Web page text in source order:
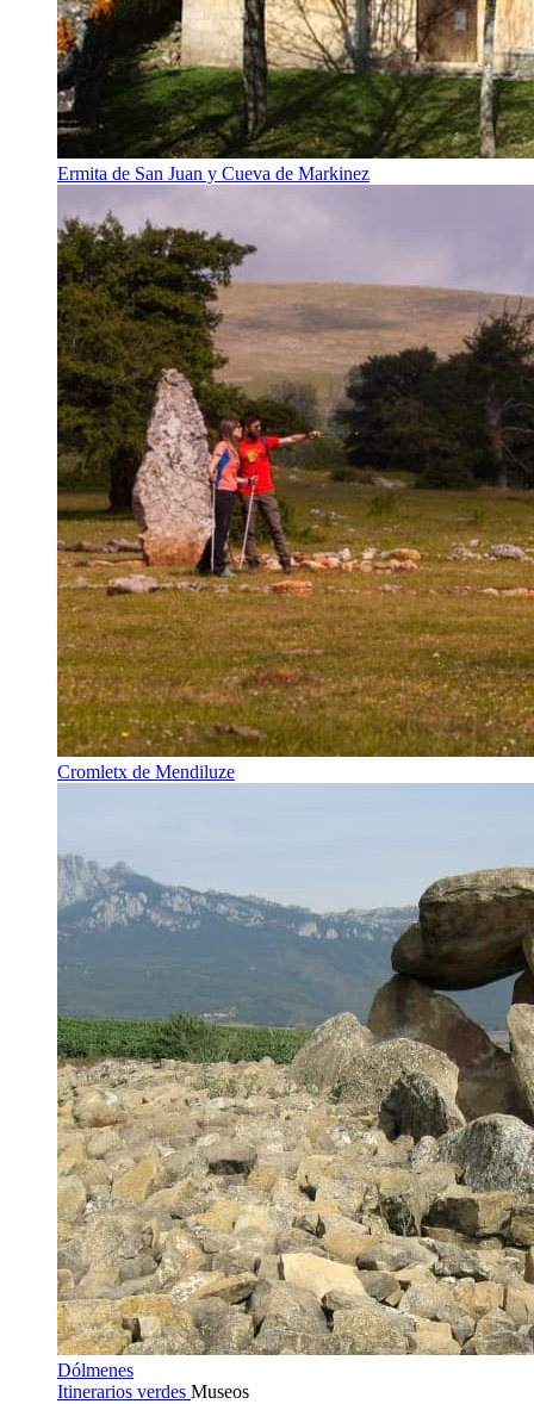
Ermita de San Juan y Cueva de Markinez
Cromletx de Mendiluze
Dólmenes
Itinerarios verdes Museos